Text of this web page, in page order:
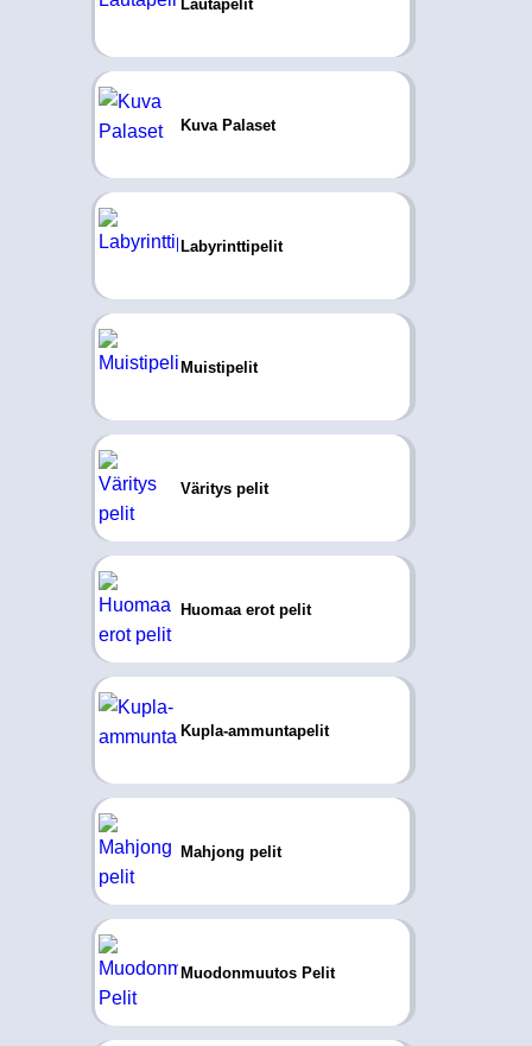
Lautapelit
Kuva Palaset
Labyrinttipelit
Muistipelit
Väritys pelit
Huomaa erot pelit
Kupla-ammuntapelit
Mahjong pelit
Muodonmuutos Pelit